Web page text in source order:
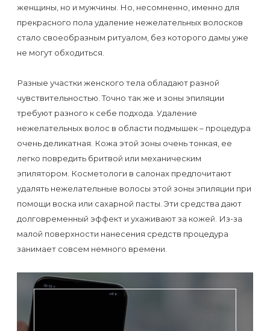
цены
Эпиляция
Мужская
депиляция
Бикини-
дизайн
О
компании
Отзывы
Материалы
и
инструменты
Оборудование
Партнерство
Контакты
ИНФОРМАЦИЯ
Вопросы-
ответы
Статьи
Блог
Форум
сайта
Подготовка
к
процедуре
эпиляции
воском
или
сахаром
Эпиляция
Сфинксе
Формула-1
КОНТАКТЫ
женщины, но и мужчины. Но, несомненно, именно для
прекрасного пола удаление нежелательных волосков
стало своеобразным ритуалом, без которого дамы уже
не могут обходиться.
Разные участки женского тела обладают разной
чувствительностью. Точно так же и зоны эпиляции
требуют разного к себе подхода. Удаление
нежелательных волос в области подмышек – процедура
очень деликатная. Кожа этой зоны очень тонкая, ее
легко повредить бритвой или механическим
эпилятором. Косметологи в салонах предпочитают
удалять нежелательные волосы этой зоны эпиляции при
помощи воска или сахарной пасты. Эти средства дают
долговременный эффект и ухаживают за кожей. Из-за
малой поверхности нанесения средств процедура
занимает совсем немного времени.